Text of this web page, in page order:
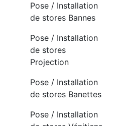
Pose / Installation
de stores Bannes
Pose / Installation
de stores
Projection
Pose / Installation
de stores Banettes
Pose / Installation